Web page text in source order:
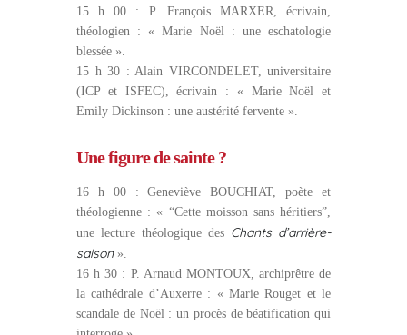
15 h 00 : P. François MARXER, écrivain,
théologien : « Marie Noël : une eschatologie
blessée ».
15 h 30 : Alain VIRCONDELET, universitaire
(ICP et ISFEC), écrivain : « Marie Noël et
Emily Dickinson : une austérité fervente ».
Une figure de sainte ?
16 h 00 : Geneviève BOUCHIAT, poète et
théologienne : « “Cette moisson sans héritiers”,
une lecture théologique des Chants d’arrière-
saison».
16 h 30 : P. Arnaud MONTOUX, archiprêtre de
la cathédrale d’Auxerre : « Marie Rouget et le
scandale de Noël : un procès de béatification qui